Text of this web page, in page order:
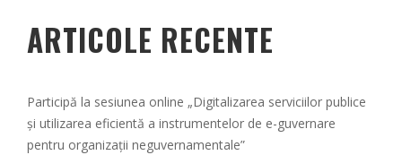
ARTICOLE RECENTE
Participă la sesiunea online „Digitalizarea serviciilor publice
și utilizarea eficientă a instrumentelor de e-guvernare
pentru organizații neguvernamentale”